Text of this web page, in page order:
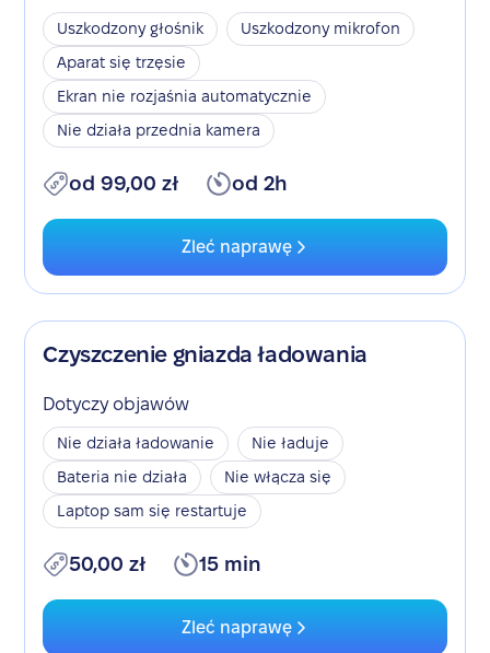
Uszkodzony głośnik
Uszkodzony mikrofon
Aparat się trzęsie
Ekran nie rozjaśnia automatycznie
Nie działa przednia kamera
od 99,00 zł od 2h
Zleć naprawę
Czyszczenie gniazda ładowania
Dotyczy objawów
Nie działa ładowanie
Nie ładuje
Bateria nie działa
Nie włącza się
Laptop sam się restartuje
50,00 zł 15 min
Zleć naprawę